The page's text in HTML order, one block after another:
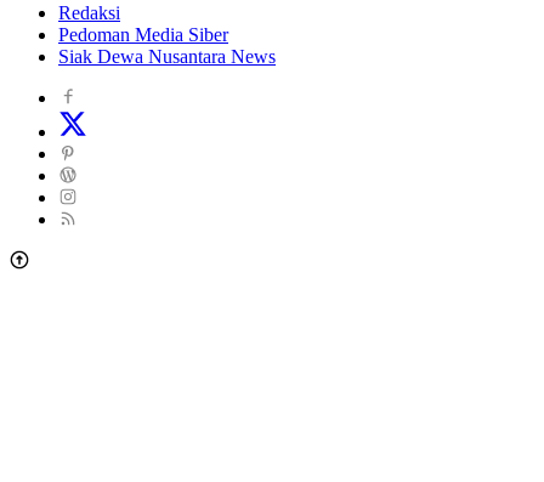
Redaksi
Pedoman Media Siber
Siak Dewa Nusantara News